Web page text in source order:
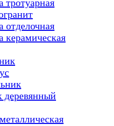
тротуарная
отделочная
керамическая
деревянный